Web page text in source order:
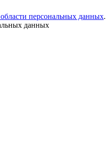
персональных данных.
данных